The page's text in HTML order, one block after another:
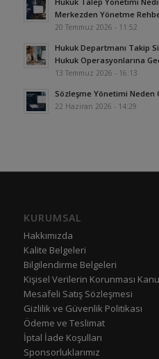
Merkezden Yönetme
20 Temmuz 2026 - 11:52
Hukuk Departmanı Takip
Hukuk Operasyonlarına
13 Temmuz 2026 - 16:13
Sözleşme Yönetimi Neden
22 Haziran 2026 - 14:29
KURUMSAL
Hakkımızda
Kalite Belgeleri
Bilgilendirme Belgeleri
Kişisel Verilerin Korunması
Mesafeli Satış Sözleşmesi
Gizlilik ve Güvenlik Politikası
Ödeme ve Teslimat
İptal İade Koşulları
Sponsorluklarımız